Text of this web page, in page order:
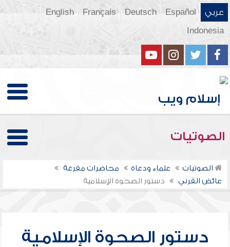
عربي Español
Deutsch
Français
English
Indonesia
الصوتيات
الصوتيات علماء ودعاة
محاضرات مفرغة
عائض القرني
دستور الصحوة الإسلامية
دستور الصحوة الإسلامية